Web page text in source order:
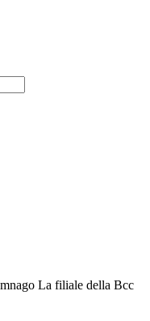
La filiale della Bcc